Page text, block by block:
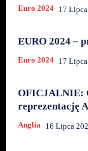
Euro 2024 17
EURO 2024 –
Euro 2024 17
OFICJALNIE:
reprezentację
Anglia 16 Lipca